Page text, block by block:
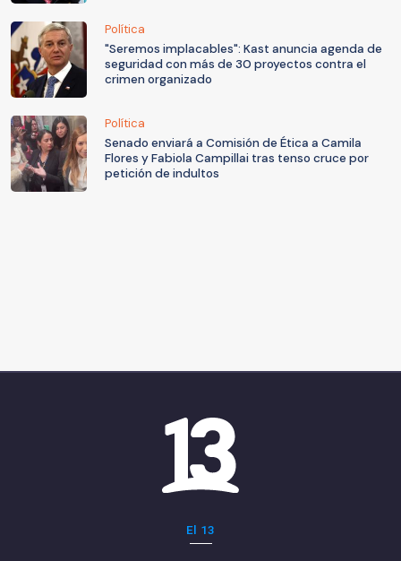
Política
"Seremos implacables": Kast anuncia agenda de
seguridad con más de 30 proyectos contra el
crimen organizado
Política
Senado enviará a Comisión de Ética a Camila
Flores y Fabiola Campillai tras tenso cruce por
petición de indultos
El 13